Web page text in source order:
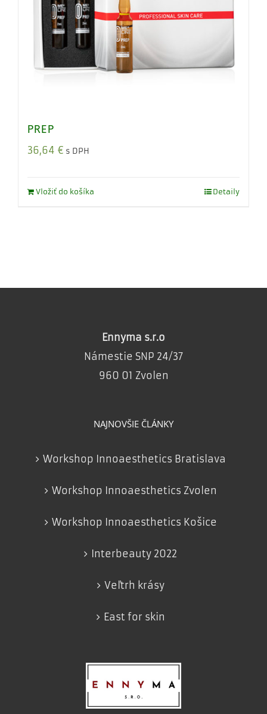
PREP
36,64 € s DPH
Vložiť do košíka Detaily
Ennyma s.r.o
Námestie SNP 24/37
960 01 Zvolen
NAJNOVŠIE ČLÁNKY
Workshop Innoaesthetics Bratislava
Workshop Innoaesthetics Zvolen
Workshop Innoaesthetics Košice
Interbeauty 2022
Veľtrh krásy
East for skin